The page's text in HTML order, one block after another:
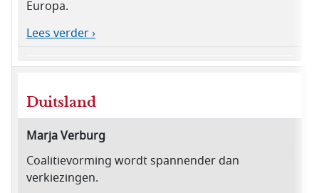
Europa.
Lees verder ›
Duitsland
Marja Verburg
Coalitievorming wordt spannender dan
verkiezingen.